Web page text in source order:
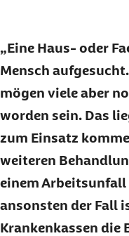
Eine Haus- oder
Mensch
mögen viele aber
worden sein. Das
zum Einsatz
weiteren
einem Arbeitsunfall
ansonsten der Fall
Krankenkassen die